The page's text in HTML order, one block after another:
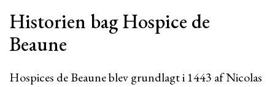
Historien bag Hospice de
Beaune
Hospices de Beaune blev grundlagt i 1443 af Nicolas